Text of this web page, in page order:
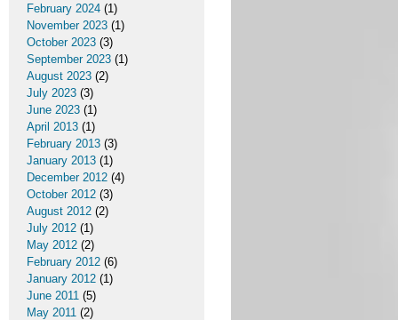
February 2024 (1)
November 2023 (1)
October 2023 (3)
September 2023 (1)
August 2023 (2)
July 2023 (3)
June 2023 (1)
April 2013 (1)
February 2013 (3)
January 2013 (1)
December 2012 (4)
October 2012 (3)
August 2012 (2)
July 2012 (1)
May 2012 (2)
February 2012 (6)
January 2012 (1)
June 2011 (5)
May 2011 (2)